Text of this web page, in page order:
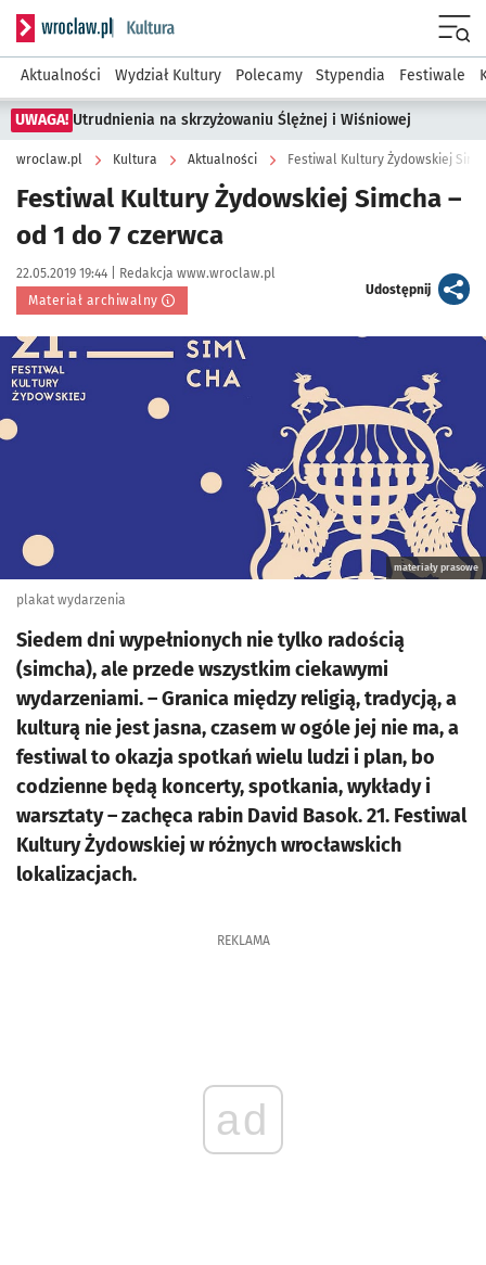
Serwis informacyjny wroclaw.pl podserwis: Kultura
Aktualności Wydział Kultury Polecamy Stypendia Festiwale
UWAGA! Utrudnienia na skrzyżowaniu Ślężnej i Wiśniowej
wroclaw.pl Kultura Aktualności Festiwal Kultury Żydowskiej
Festiwal Kultury Żydowskiej Simcha –
od 1 do 7 czerwca
Data publikacji:
22.05.2019 19:44 | Autor:
Redakcja www.wroclaw.pl
Materiał archiwalny
Udostępnijartykuł
Kliknij, aby powiększyć
materiały prasowe
plakat wydarzenia
Siedem dni wypełnionych nie tylko radością
(simcha), ale przede wszystkim ciekawymi
wydarzeniami. – Granica między religią, tradycją, a
kulturą nie jest jasna, czasem w ogóle jej nie ma, a
festiwal to okazja spotkań wielu ludzi i plan, bo
codzienne będą koncerty, spotkania, wykłady i
warsztaty – zachęca rabin David Basok. 21. Festiwal
Kultury Żydowskiej w różnych wrocławskich
lokalizacjach.
REKLAMA
ad